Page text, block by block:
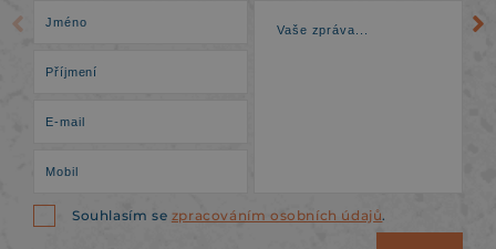
Souhlasím se zpracováním osobních údajů.